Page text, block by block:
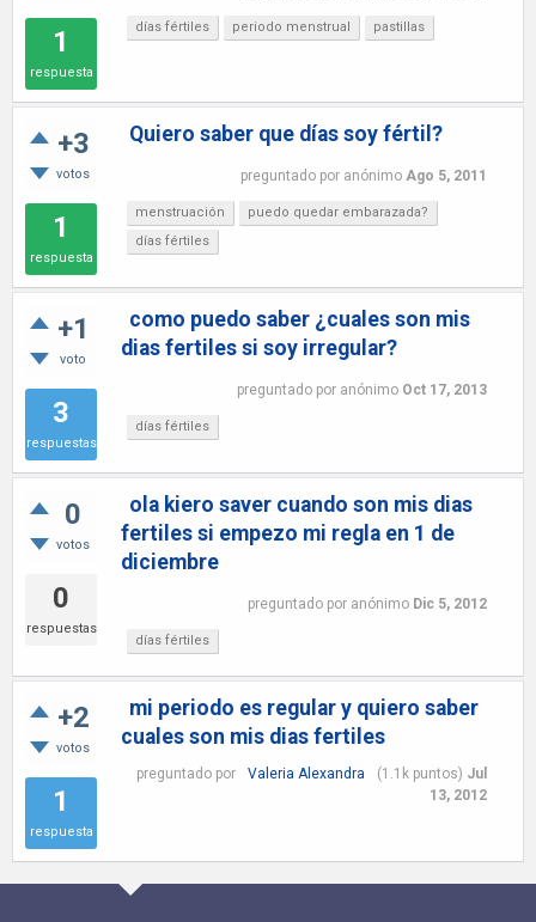
1
respuesta
días fértiles periodo menstrual pastillas
+3
votos
1
respuesta
Quiero saber que días soy fértil?
preguntado por anónimo Ago 5, 2011
menstruación
puedo quedar embarazada?
días fértiles
+1
voto
3
respuestas
como puedo saber ¿cuales son mis
dias fertiles si soy irregular?
preguntado por anónimo Oct 17, 2013
días fértiles
0
votos
0
respuestas
ola kiero saver cuando son mis dias
fertiles si empezo mi regla en 1 de
diciembre
preguntado por anónimo Dic 5, 2012
días fértiles
+2
votos
1
respuesta
mi periodo es regular y quiero saber
cuales son mis dias fertiles
preguntado por Valeria Alexandra (1.1kpuntos) Jul
13, 2012